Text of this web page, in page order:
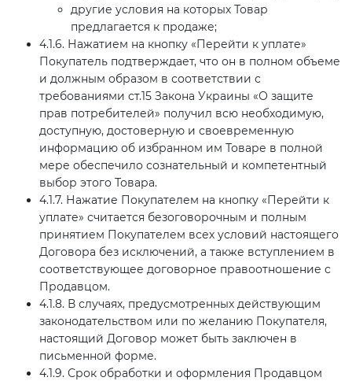
другие условия на которых Товар
предлагается к продаже;
4.1.6. Нажатием на кнопку «Перейти к уплате»
Покупатель подтверждает, что он в полном объеме
и должным образом в соответствии с
требованиями ст.15 Закона Украины «О защите
прав потребителей» получил всю необходимую,
доступную, достоверную и своевременную
информацию об избранном им Товаре в полной
мере обеспечило сознательный и компетентный
выбор этого Товара.
4.1.7. Нажатие Покупателем на кнопку «Перейти к
уплате» считается безоговорочным и полным
принятием Покупателем всех условий настоящего
Договора без исключений, а также вступлением в
соответствующее договорное правоотношение с
Продавцом.
4.1.8. В случаях, предусмотренных действующим
законодательством или по желанию Покупателя,
настоящий Договор может быть заключен в
письменной форме.
4.1.9. Срок обработки и оформления Продавцом